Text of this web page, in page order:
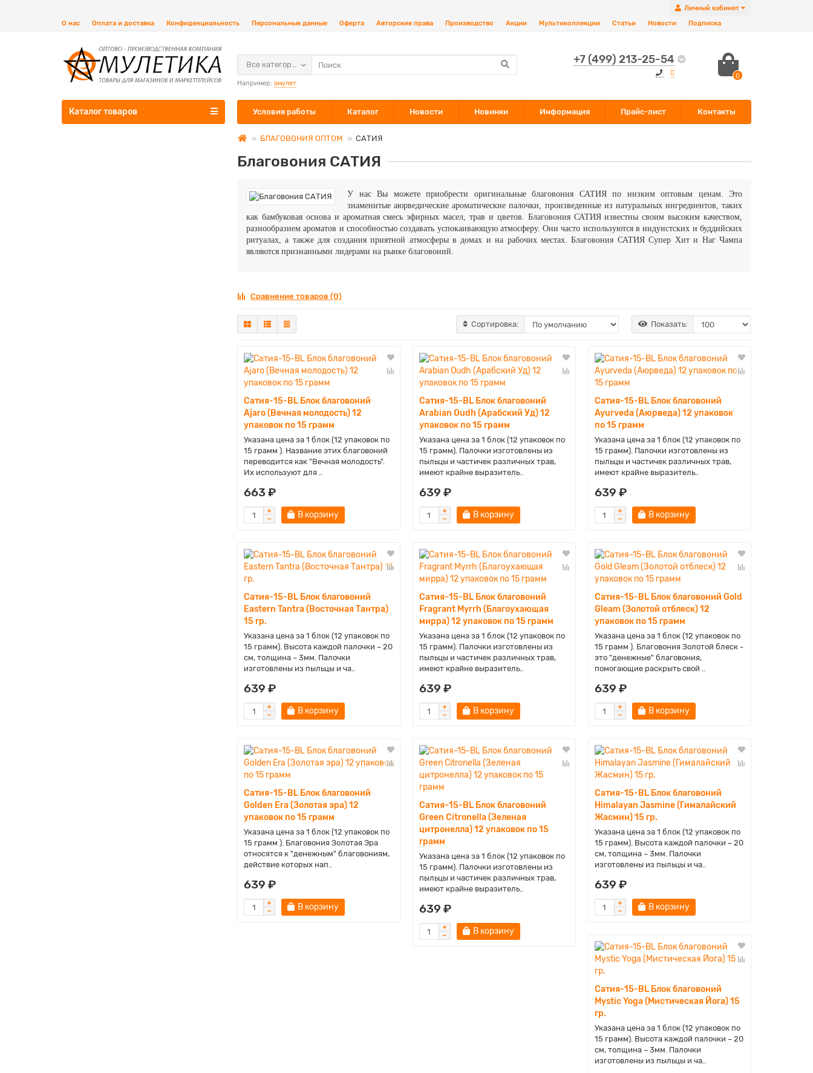
Личный кабинет
О нас
Оплата и доставка Конфиденциальность Персональные данные Оферта Авторские права Производство Акции Мультиколлекции Статьи Новости Подписка
+7 (499) 213-25-54
0
Все категории
Например: амулет
Каталог товаров Условия работы Каталог Новости Новинки Информация Прайс-лист Контакты
БЛАГОВОНИЯ ОПТОМ САТИЯ
Благовония САТИЯ
У нас Вы можете приобрести оригинальные благовония САТИЯ по низким оптовым ценам. Это
знаменитые аюрведические ароматические палочки, произведенные из натуральных ингредиентов, таких
как бамбуковая основа и ароматная смесь эфирных масел, трав и цветов. Благовония САТИЯ известны своим высоким качеством,
разнообразием ароматов и способностью создавать успокаивающую атмосферу. Они часто используются в индуистских и буддийских
ритуалах, а также для создания приятной атмосферы в домах и на рабочих местах. Благовония САТИЯ Супер Хит и Наг Чампа
являются признанными лидерами на рынке благовоний.
Сравнение товаров (0)
Сортировка: Показать:
Сатия-15-BL Блок благовоний
Ajaro (Вечная молодость) 12
упаковок по 15 грамм
Указана цена за 1 блок (12 упаковок по
15 грамм ). Название этих благовоний
переводится как "Вечная молодость".
Их используют для ..
663 ₽
В корзину
Сатия-15-BL Блок благовоний
Arabian Oudh (Арабский Уд) 12
упаковок по 15 грамм
Указана цена за 1 блок (12 упаковок по
15 грамм). Палочки изготовлены из
пыльцы и частичек различных трав,
имеют крайне выразитель..
639 ₽
В корзину
Сатия-15-BL Блок благовоний
Ayurveda (Аюрведа) 12 упаковок
по 15 грамм
Указана цена за 1 блок (12 упаковок по
15 грамм). Палочки изготовлены из
пыльцы и частичек различных трав,
имеют крайне выразитель..
639 ₽
В корзину
Сатия-15-BL Блок благовоний
Eastern Tantra (Восточная Тантра)
15 гр.
Указана цена за 1 блок (12 упаковок по
15 грамм). Высота каждой палочки – 20
см, толщина – 3мм. Палочки
изготовлены из пыльцы и ча..
639 ₽
В корзину
Сатия-15-BL Блок благовоний
Fragrant Myrrh (Благоухающая
мирра) 12 упаковок по 15 грамм
Указана цена за 1 блок (12 упаковок по
15 грамм). Палочки изготовлены из
пыльцы и частичек различных трав,
имеют крайне выразитель..
639 ₽
В корзину
Сатия-15-BL Блок благовоний Gold
Gleam (Золотой отблеск) 12
упаковок по 15 грамм
Указана цена за 1 блок (12 упаковок по
15 грамм ). Благовония Золотой блеск -
это "денежные" благовония,
помогающие раскрыть свой ..
639 ₽
В корзину
Сатия-15-BL Блок благовоний
Golden Era (Золотая эра) 12
упаковок по 15 грамм
Указана цена за 1 блок (12 упаковок по
15 грамм ). Благовония Золотая Эра
относятся к "денежным" благовониям,
действие которых нап..
639 ₽
В корзину
Сатия-15-BL Блок благовоний
Green Citronella (Зеленая
цитронелла) 12 упаковок по 15
грамм
Указана цена за 1 блок (12 упаковок по
15 грамм). Палочки изготовлены из
пыльцы и частичек различных трав,
имеют крайне выразитель..
639 ₽
В корзину
Сатия-15-BL Блок благовоний
Himalayan Jasmine (Гималайский
Жасмин) 15 гр.
Указана цена за 1 блок (12 упаковок по
15 грамм). Высота каждой палочки – 20
см, толщина – 3мм. Палочки
изготовлены из пыльцы и ча..
639 ₽
В корзину
Сатия-15-BL Блок благовоний
Mystic Yoga (Мистическая Йога) 15
гр.
Указана цена за 1 блок (12 упаковок по
15 грамм). Высота каждой палочки – 20
см, толщина – 3мм. Палочки
изготовлены из пыльцы и ча..